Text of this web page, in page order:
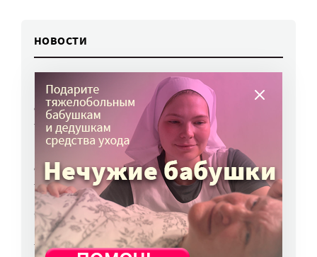
НОВОСТИ
Родных, которые могут взять ребенка
из проблемной семьи, предлагают искать
с полицией
7 авг, 17:06
Родителей детей-инвалидов просят пройти
опрос о трудоустройстве
7 авг, 15:34
«Энхерту» от рака груди включили
в перечень жизненно важных препаратов
7 авг, 15:15